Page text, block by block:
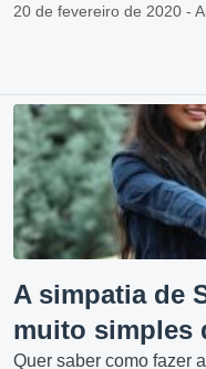
20 de fevereiro de 2020 -
A simpatia de
muito simples
Quer saber como fazer